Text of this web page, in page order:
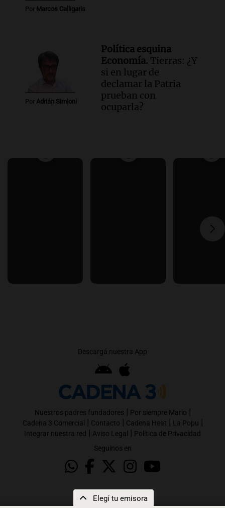
Elegí tu emisora
Por Marcos Calligaris
Por Adrián Simioni
Política esquina
Economía. Tierras: ¿Y
si en lugar de
declamar la Patria
prueban con
ocuparla?
Descargá nuestra App
Nuestros padres fundadores | Por siempre Mario |
Cadena 3 Comercial | Contacto | Cadena Heat | La Popu |
Integrar nuestra red | Aviso Legal | Política de Privacidad
Seguinos en